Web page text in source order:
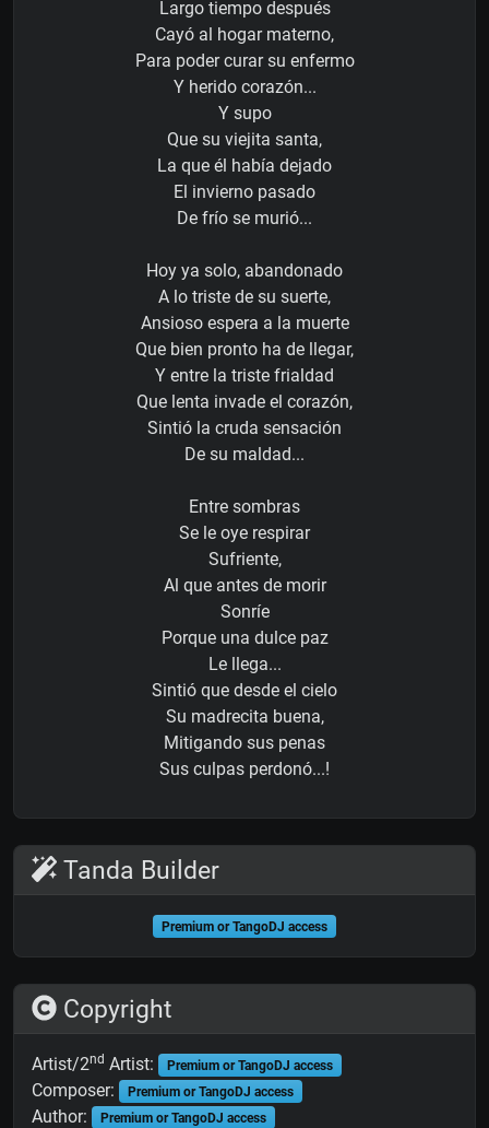
Largo tiempo después
Cayó al hogar materno,
Para poder curar su enfermo
Y herido corazón...
Y supo
Que su viejita santa,
La que él había dejado
El invierno pasado
De frío se murió...
Hoy ya solo, abandonado
A lo triste de su suerte,
Ansioso espera a la muerte
Que bien pronto ha de llegar,
Y entre la triste frialdad
Que lenta invade el corazón,
Sintió la cruda sensación
De su maldad...
Entre sombras
Se le oye respirar
Sufriente,
Al que antes de morir
Sonríe
Porque una dulce paz
Le llega...
Sintió que desde el cielo
Su madrecita buena,
Mitigando sus penas
Sus culpas perdonó...!
Tanda Builder
Premium or TangoDJ access
Copyright
Artist/2nd Artist: Premium or TangoDJ access
Composer: Premium or TangoDJ access
Author: Premium or TangoDJ access